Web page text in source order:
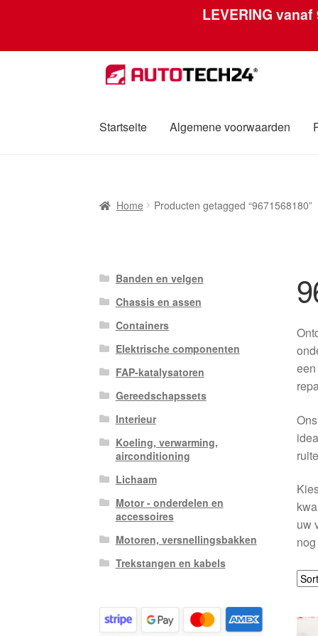
LEVERING vanaf
Ga
door
navigatie
Ga
naar
inhoud
Startseite Algemene voorwaarden
Over ons PrivacybeleidWereldwijde
Home Producten getagged “9671568180”
uw
Banden en velgen
Chassis en assen
Containers
Elektrische componenten
FAP-katalysatoren
Gereedschapssets
Interieur
Koeling, verwarming,
airconditioning
Lichaam
Motor - onderdelen en
accessoires
Motoren, versnellingsbakken
Trekstangen en kabels